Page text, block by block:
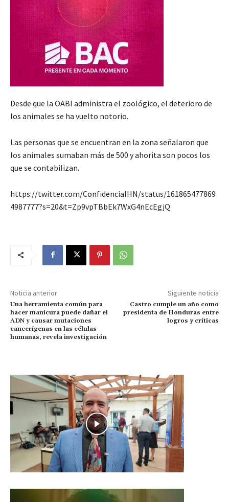
Desde que la OABI administra el zoológico, el deterioro de
los animales se ha vuelto notorio.
Las personas que se encuentran en la zona señalaron que
los animales sumaban más de 500 y ahorita son pocos los
que se contabilizan.
https://twitter.com/ConfidencialHN/status/161865477869
4987777?s=20&t=Zp9vpTBbEk7WxG4nEcEgjQ
Noticia anterior
Una herramienta común para
hacer manicura puede dañar el
ADN y causar mutaciones
cancerígenas en las células
humanas, revela investigación
Siguiente noticia
Castro cumple un año como
presidenta de Honduras entre
logros y críticas